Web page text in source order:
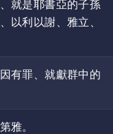
就是耶書亞的子孫
以利以謝、雅立、
有罪、就獻群中的
雅。